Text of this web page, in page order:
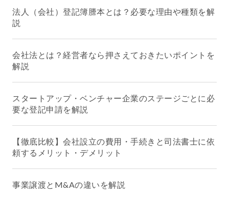
法人（会社）登記簿謄本とは？必要な理由や種類を解
説
会社法とは？経営者なら押さえておきたいポイントを
解説
スタートアップ・ベンチャー企業のステージごとに必
要な登記申請を解説
【徹底比較】会社設立の費用・手続きと司法書士に依
頼するメリット・デメリット
事業譲渡とM&Aの違いを解説